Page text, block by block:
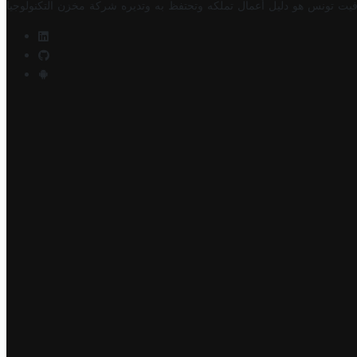
تونس هو دليل أعمال تملكه وتحتفظ به وتديره شركة مخزن التكنولوجيا